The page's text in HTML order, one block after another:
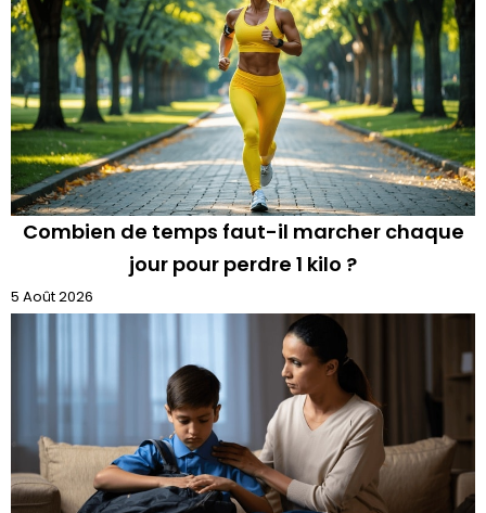
Combien de temps faut-il marcher chaque
jour pour perdre 1 kilo ?
5 Août 2026